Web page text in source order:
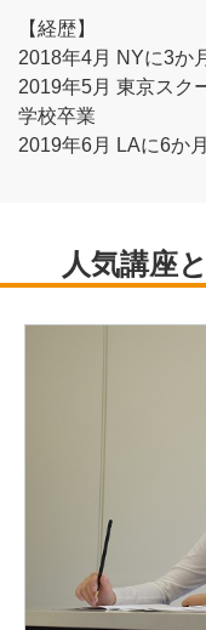
【経歴】
2018年4月 NYに3か
2019年5月 東京スク
学校卒業
2019年6月 LAに6か